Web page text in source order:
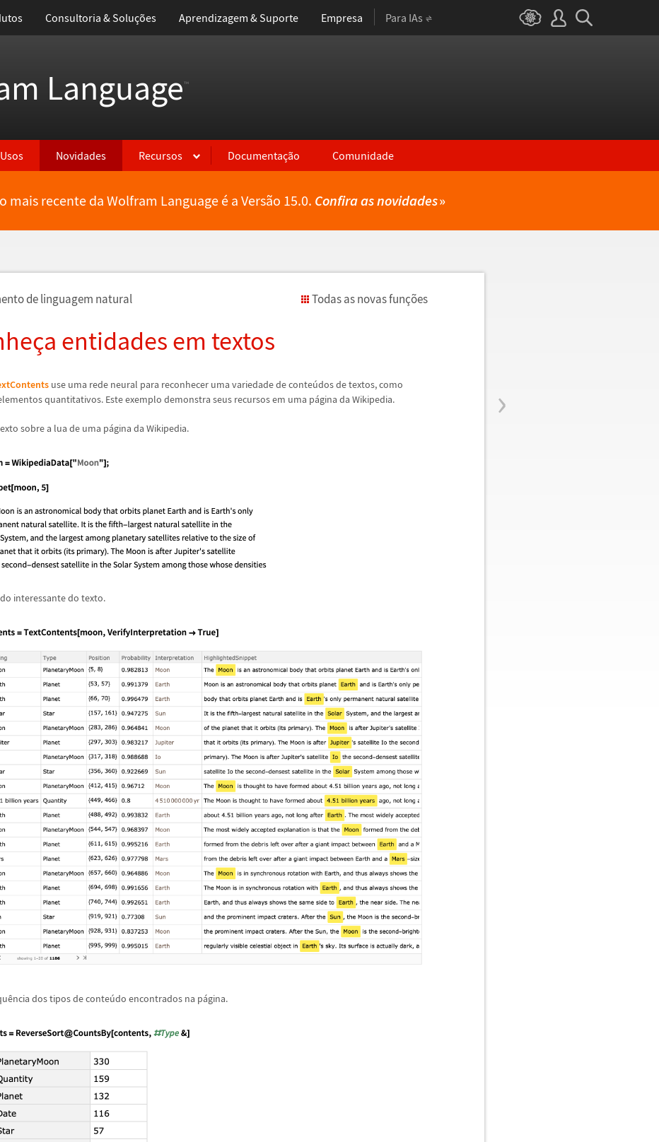
Consultoria & Soluções Aprendizagem & Suporte Empresa Para IAs
Language™
Usos Novidades Recursos Documentação Comunidade
mais recente da Wolfram Language é a Versão 15.0. Confira as novidades»
›
de linguagem natural Todas as novas funções
ça entidades em textos
use uma rede neural para reconhecer uma variedade de conteúdos de textos, como
quantitativos. Este exemplo demonstra seus recursos em uma página da Wikipedia.
sobre a lua de uma página da Wikipedia.
do interessante do texto.
ência dos tipos de conteúdo encontrados na página.